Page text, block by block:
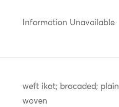
Information Unavailable
weft ikat; brocaded; plain
woven